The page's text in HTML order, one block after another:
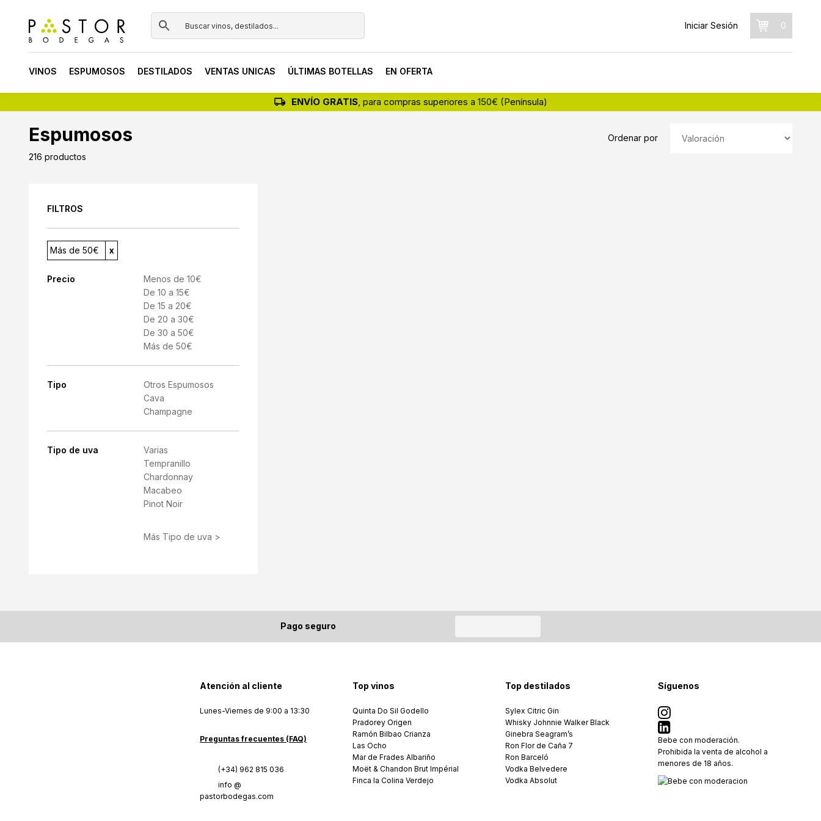
primary
Pastor
de
Iniciar Sesión 0
VINOS ESPUMOSOS DESTILADOS VENTAS UNICAS ÚLTIMAS BOTELLAS EN OFERTA
ENVÍO GRATIS, para compras superiores a 150€ (Península)
Espumosos
216 productos
Ordenar por
FILTROS
Más de 50€ x
Precio
Menos de 10€
De 10 a 15€
De 15 a 20€
De 20 a 30€
De 30 a 50€
Más de 50€
Tipo
Otros Espumosos
Cava
Champagne
Tipo de uva
Varias
Tempranillo
Chardonnay
Macabeo
Pinot Noir
Más Tipo de uva >
Pago seguro
Atención al cliente
Lunes-Viernes de 9:00 a 13:30
Preguntas frecuentes (FAQ)
(+34) 962 815 036
info @
pastorbodegas.com
Top vinos
Quinta Do Sil Godello
Pradorey Origen
Ramón Bilbao Crianza
Las Ocho
Mar de Frades Albariño
Moët & Chandon Brut Impérial
Finca la Colina Verdejo
Top destilados
Sylex Citric Gin
Whisky Johnnie Walker Black
Ginebra Seagram’s
Ron Flor de Caña 7
Ron Barceló
Vodka Belvedere
Vodka Absolut
Síguenos
Bebe con moderación.
Prohibida la venta de alcohol a
menores de 18 años.